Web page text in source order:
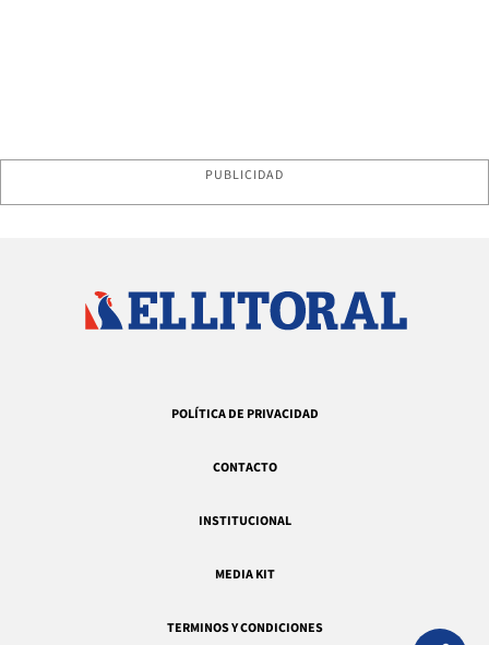
PUBLICIDAD
POLÍTICA DE PRIVACIDAD
CONTACTO
INSTITUCIONAL
MEDIA KIT
TERMINOS Y CONDICIONES